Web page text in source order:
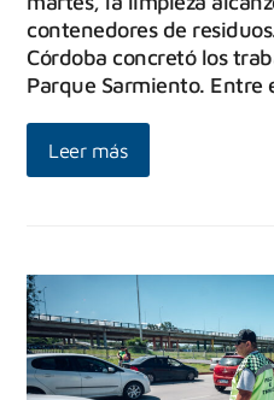
contenedores de
Córdoba concretó los
Parque Sarmiento. Entre
Leer más